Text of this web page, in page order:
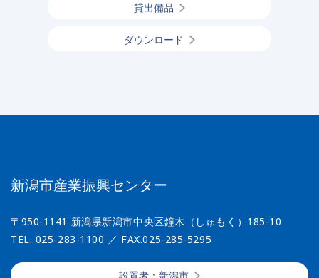
貸出備品
ダウンロード
新潟市産業振興センター
〒950-1141 新潟県新潟市中央区鐘木（しゅもく）185-10
TEL. 025-283-1100 ／ FAX.025-285-5295